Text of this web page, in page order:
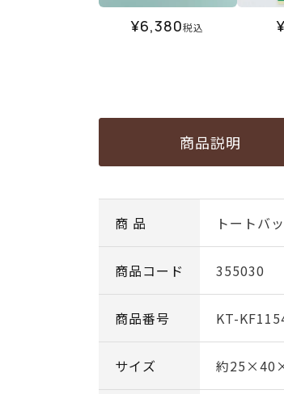
¥6,380税込 ¥
商品説明
商 品 トートバ
商品コード 355030
商品番号 KT-
サイズ 約